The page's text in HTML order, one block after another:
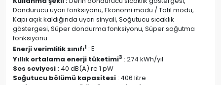
Dondurucu uyarı fonksiyonu, Ekonomi modu / Tatil modu,
Kapı açık kaldığında uyarı sinyali, Soğutucu sıcaklık
göstergesi, Süper dondurma fonksiyonu, Süper soğutma
fonksiyonu
Enerji verimlilik sınıfı1 : E
Yıllık ortalama enerji tüketimi3 : 274 kWh/yıl
Ses seviyesi : 40 dB(A) re 1 pW
Soğutucu bölümü kapasitesi : 406 litre